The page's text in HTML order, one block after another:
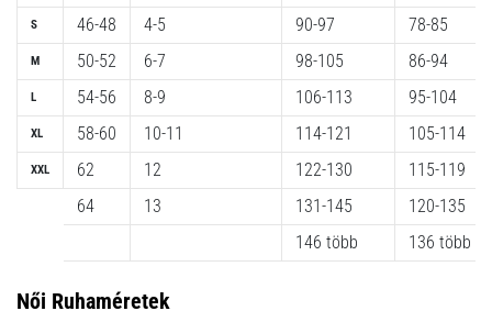
hogyan
kezdj
neki
és
készíts
edzéstervet
Torna,
vonz
S
M
L
XL
XXL
46-48
50-52
54-56
58-60
62
64
4-5
6-7
8-9
10-11
12
13
90-97
98-105
106-113
114-121
122-130
131-145
146 több
78-85
86-94
95-104
105-114
115-119
120-135
136 több
Női Ruhaméretek